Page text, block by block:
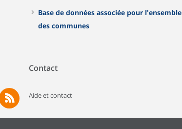
Base de données associée pour l'ensemble
des communes
Contact
Aide et contact